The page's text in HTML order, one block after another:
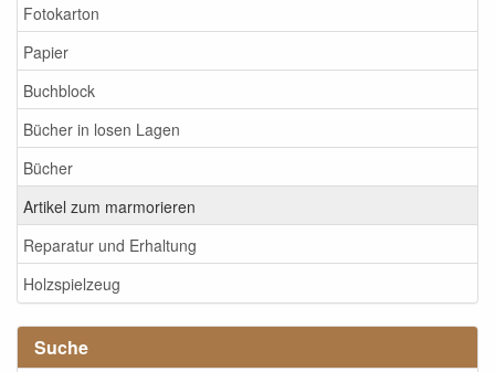
Fotokarton
Papier
Buchblock
Bücher in losen Lagen
Bücher
Artikel zum marmorieren
Reparatur und Erhaltung
Holzspielzeug
Suche